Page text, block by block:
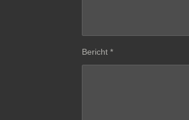
Bericht *